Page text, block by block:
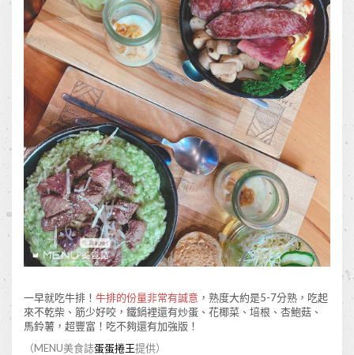
一早就吃牛排！ 牛排的份量非常有誠意 ，熟度大約是5-7分熟，吃起
來不乾柴、筋少好咬，鐵鍋裡還有炒蛋、花椰菜、培根、杏鮑菇、
馬鈴薯，超豐富！吃不夠還有加強版！
（MENU美食誌蛋蛋捲王提供）